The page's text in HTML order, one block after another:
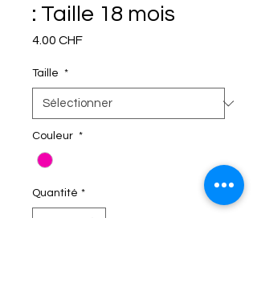
: Taille 18 mois
4.00 CHFPrix
Taille *
Couleur *
Quantité *